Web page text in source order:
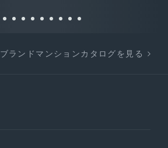
ブランドマンションカタログを見る